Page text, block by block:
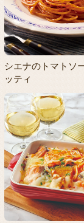
シエナのトマトソ
ッティ